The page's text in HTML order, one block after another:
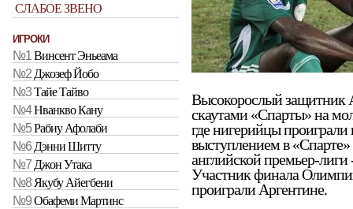
СЛАБОЕ ЗВЕНО
ИГРОКИ
№1Винсент Эньеама
№2 Джозеф Йобо
№3Тайе Тайво
№4Нванкво Кану
№5Рабиу Афолаби
№6 Дэнни Шитту
№7 Джон Утака
№8 Якубу Айегбени
№9Обафеми Мартинс
Высокорослый защитник
скаутами «Спарты» на
где нигерийцы
выступлением в «Спарте»
английской премьер-
Участник финала
проиграли Аргентине.